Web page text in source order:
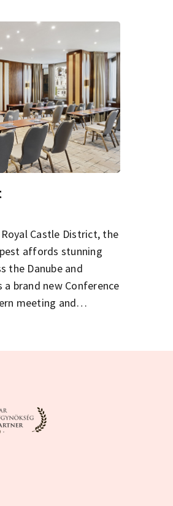
Castle District, the
affords stunning
the Danube and
brand new Conference
meeting and